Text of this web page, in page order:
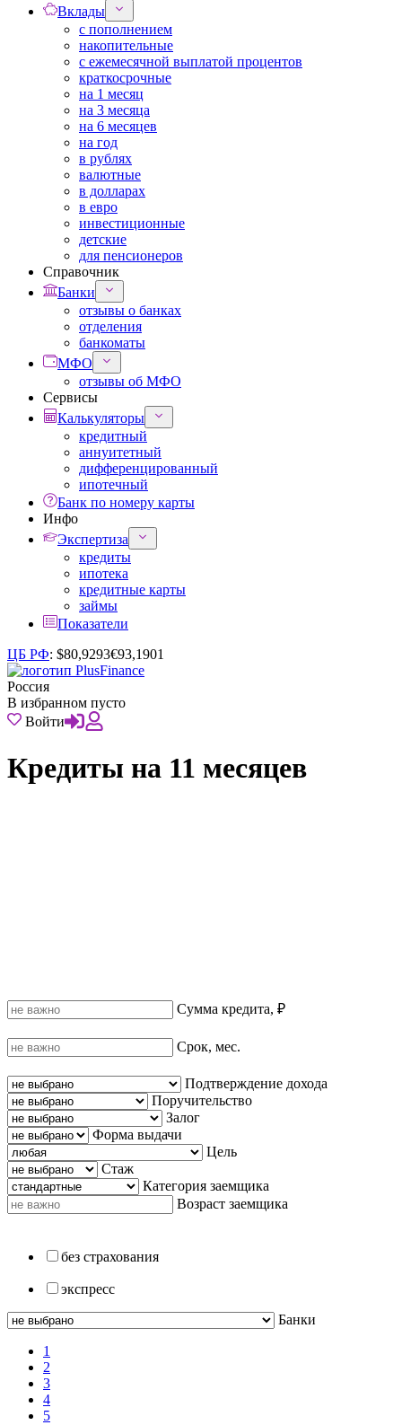
Вклады
с пополнением
накопительные
с ежемесячной выплатой процентов
краткосрочные
на 1 месяц
на 3 месяца
на 6 месяцев
на год
в рублях
валютные
в долларах
в евро
инвестиционные
детские
для пенсионеров
Справочник
Банки
отзывы о банках
отделения
банкоматы
МФО
отзывы об МФО
Сервисы
Калькуляторы
кредитный
аннуитетный
дифференцированный
ипотечный
Банк по номеру карты
Инфо
Экспертиза
кредиты
ипотека
кредитные карты
займы
Показатели
ЦБ РФ: $80,9293€93,1901
Россия
В избранном пусто
Войти
Кредиты на 11 месяцев
Сумма кредита, ₽
Срок, мес.
Подтверждение дохода
Поручительство
Залог
Форма выдачи
Цель
Стаж
Категория заемщика
Возраст заемщика
без страхования
экспресс
Банки
1
2
3
4
5